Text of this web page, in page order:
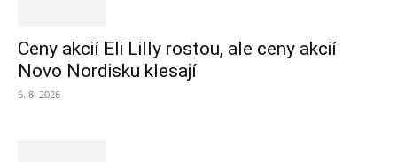
Ceny akcií Eli Lilly rostou, ale ceny akcií
Novo Nordisku klesají
6. 8. 2026